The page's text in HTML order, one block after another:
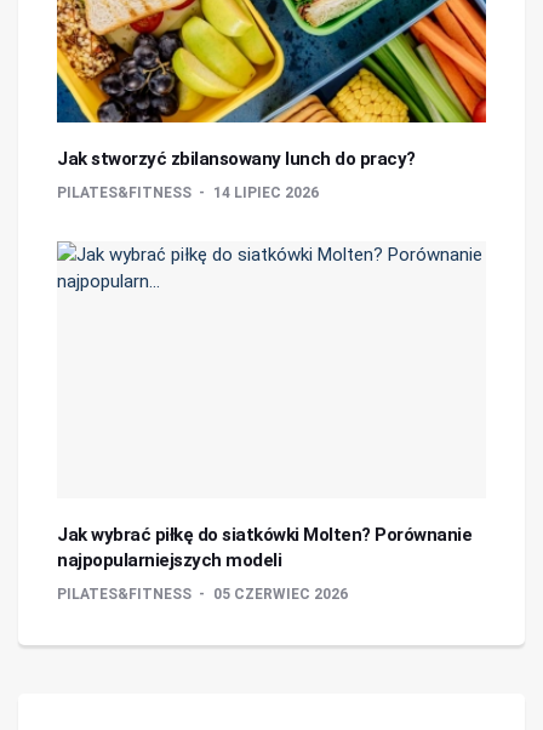
Jak stworzyć zbilansowany lunch do pracy?
PILATES&FITNESS 14 LIPIEC 2026
Jak wybrać piłkę do siatkówki Molten? Porównanie
najpopularniejszych modeli
PILATES&FITNESS 05 CZERWIEC 2026